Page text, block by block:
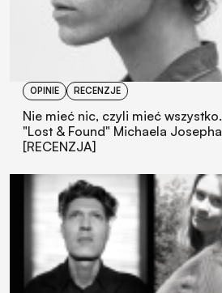
OPINIE RECENZJE
Nie mieć nic, czyli mieć wszystko.
"Lost & Found" Michaela Josepha
[RECENZJA]